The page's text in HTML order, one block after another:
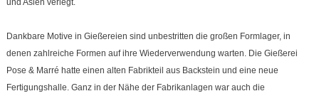
und Asien verlegt.
Dankbare Motive in Gießereien sind unbestritten die großen Formlager, in
denen zahlreiche Formen auf ihre Wiederverwendung warten. Die Gießerei
Pose & Marré hatte einen alten Fabrikteil aus Backstein und eine neue
Fertigungshalle. Ganz in der Nähe der Fabrikanlagen war auch die